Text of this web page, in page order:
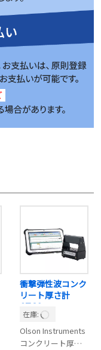
衝撃弾性波コンク
リート厚さ計
CTG2
在庫:
Olson Instruments
コンクリート厚み測定器